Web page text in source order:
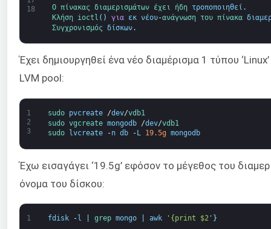
18
Ο πίνακας διαμερισμάτων έχει ήδη τροποποιηθεί .
Κλήση ioctl ( ) για εκ νέου-ανάγνωση του πίνακα
Συγχρονισμός δίσκων.
Έχει δημιουργηθεί ένα νέο διαμέρισμα 1 τύπου
LVM pool:
1
2
3
sudo pvcreate /dev/vdb1
sudo vgcreate mongodb /dev/vdb1
sudo
lvcreate -n db - L 19.5g mongodb
Έχω εισαγάγει ‘19.5g’ εφόσον το μέγεθος του
όνομα του δίσκου:
1 fdisk - l grep mongo awk '{print $2' }